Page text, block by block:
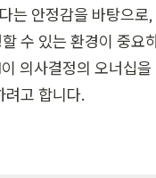
는 안정감을 바탕으로
수 있는 환경이 중요
의사결정의 오너십을
려고 합니다.